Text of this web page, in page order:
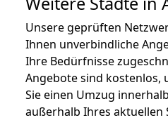
Unsere geprüften
Ihnen unverbindliche
Ihre Bedürfnisse
Angebote sind kostenlos,
Sie einen Umzug
außerhalb Ihres aktuellen